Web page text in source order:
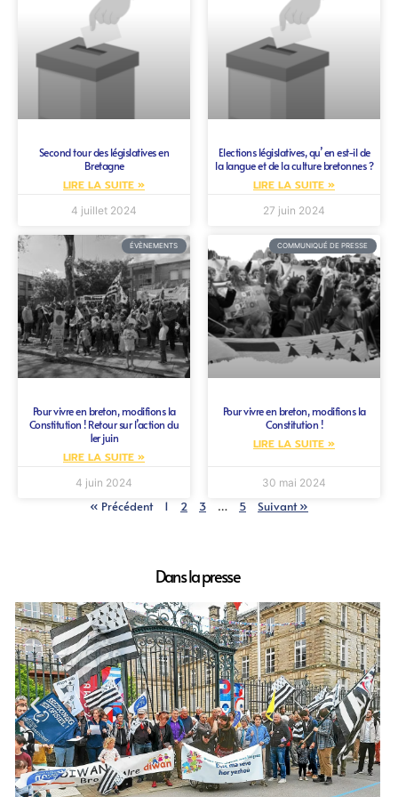
Second tour des législatives en
Bretagne
LIRE LA SUITE »
4 juillet 2024
Elections législatives, qu’ en est-il de
la langue et de la culture bretonnes ?
LIRE LA SUITE »
27 juin 2024
ÉVÈNEMENTS
Pour vivre en breton, modifions la
Constitution ! Retour sur l’action du
1er juin
LIRE LA SUITE »
4 juin 2024
COMMUNIQUÉ DE PRESSE
Pour vivre en breton, modifions la
Constitution !
LIRE LA SUITE »
30 mai 2024
« Précédent 1 2 3 … 5 Suivant »
Dans la presse